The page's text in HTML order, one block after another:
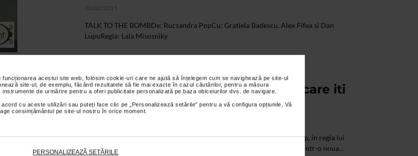
acestui site web, folosim cookie-uri care ne ajută să înțelegem cum se navighează pe site-ul
site-ul, de exemplu, făcând rezultatele să fie mai exacte în cazul căutărilor, pentru a măsura
de urmărire pentru a oferi publicitate personalizată pe baza obiceiurilor dvs. de navigare.
cu aceste utilizări sau puteți face clic pe „Personalizează setările” pentru a vă configura opțiunile. Vă
consimțământul pe site-ul nostru în orice moment.
PERSONALIZEAZĂ SETĂRILE
20/02/2015
TALK TO THE BOMBDe: Rucsandra PopCu: Gratiela Badescu, Alex Fifea si Dan
LupuRegia: Lala Misosniky
TALK TO THE BOMB – spectacolul care iti
aduce vara inapoi
Vineri, 30 ianuarie, de la ora 7, TALK TO THE BOMB, de Rucsandra Pop, in regia lui
Lala Misosniky, se intoarce la Godot-Cafe Teatru, salaSubScena, acum intr-o noua...